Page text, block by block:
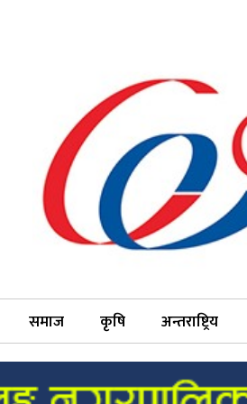
समाज कृषि अन्तराष्ट्रिय